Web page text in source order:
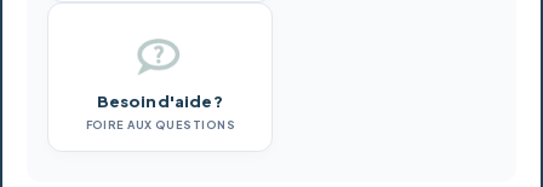
Besoin d'aide ?
FOIRE AUX QUESTIONS